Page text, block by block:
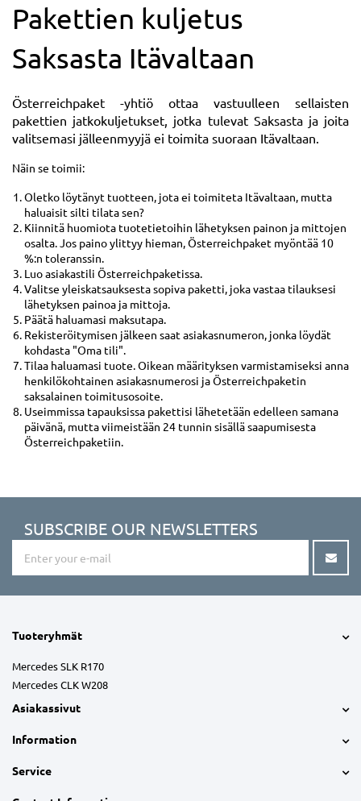
Pakettien kuljetus
Saksasta Itävaltaan
Österreichpaket -yhtiö ottaa vastuulleen sellaisten
pakettien jatkokuljetukset, jotka tulevat Saksasta ja joita
valitsemasi jälleenmyyjä ei toimita suoraan Itävaltaan.
Näin se toimii:
Oletko löytänyt tuotteen, jota ei toimiteta Itävaltaan, mutta
haluaisit silti tilata sen?
Kiinnitä huomiota tuotetietoihin lähetyksen painon ja mittojen
osalta. Jos paino ylittyy hieman, Österreichpaket myöntää 10
%:n toleranssin.
Luo asiakastili Österreichpaketissa.
Valitse yleiskatsauksesta sopiva paketti, joka vastaa tilauksesi
lähetyksen painoa ja mittoja.
Päätä haluamasi maksutapa.
Rekisteröitymisen jälkeen saat asiakasnumeron, jonka löydät
kohdasta "Oma tili".
Tilaa haluamasi tuote. Oikean määrityksen varmistamiseksi anna
henkilökohtainen asiakasnumerosi ja Österreichpaketin
saksalainen toimitusosoite.
Useimmissa tapauksissa pakettisi lähetetään edelleen samana
päivänä, mutta viimeistään 24 tunnin sisällä saapumisesta
Österreichpaketiin.
SUBSCRIBE OUR NEWSLETTERS
Tuoteryhmät
Mercedes SLK R170
Mercedes CLK W208
Asiakassivut
Information
Service